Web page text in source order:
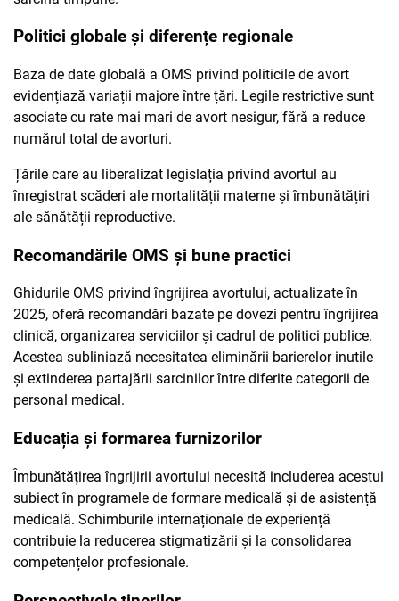
Politici globale și diferențe regionale
Baza de date globală a OMS privind politicile de avort
evidențiază variații majore între țări. Legile restrictive sunt
asociate cu rate mai mari de avort nesigur, fără a reduce
numărul total de avorturi.
Țările care au liberalizat legislația privind avortul au
înregistrat scăderi ale mortalității materne și îmbunătățiri
ale sănătății reproductive.
Recomandările OMS și bune practici
Ghidurile OMS privind îngrijirea avortului, actualizate în
2025, oferă recomandări bazate pe dovezi pentru îngrijirea
clinică, organizarea serviciilor și cadrul de politici publice.
Acestea subliniază necesitatea eliminării barierelor inutile
și extinderea partajării sarcinilor între diferite categorii de
personal medical.
Educația și formarea furnizorilor
Îmbunătățirea îngrijirii avortului necesită includerea acestui
subiect în programele de formare medicală și de asistență
medicală. Schimburile internaționale de experiență
contribuie la reducerea stigmatizării și la consolidarea
competențelor profesionale.